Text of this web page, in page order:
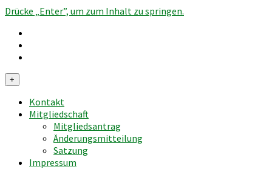
Drücke „Enter”, um zum Inhalt zu springen.
Menü
öffnen
+
Kontakt
Mitgliedschaft
Mitgliedsantrag
Änderungsmitteilung
Satzung
Impressum